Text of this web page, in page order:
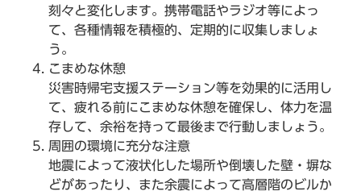
刻々と変化します。携帯電話やラジオ等によっ
て、各種情報を積極的、定期的に収集しましょ
う。
こまめな休憩
災害時帰宅支援ステーション等を効果的に活用し
て、疲れる前にこまめな休憩を確保し、体力を温
存して、余裕を持って最後まで行動しましょう。
周囲の環境に充分な注意
地震によって液状化した場所や倒壊した壁・塀な
どがあったり、また余震によって高層階のビルか